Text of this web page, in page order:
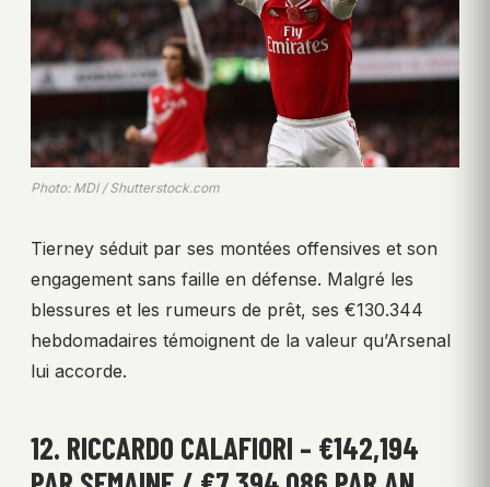
Photo: MDI / Shutterstock.com
Tierney séduit par ses montées offensives et son
engagement sans faille en défense. Malgré les
blessures et les rumeurs de prêt, ses €130.344
hebdomadaires témoignent de la valeur qu’Arsenal
lui accorde.
12. RICCARDO CALAFIORI – €142,194